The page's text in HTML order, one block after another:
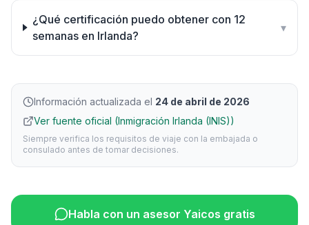
¿Qué certificación puedo obtener con 12
semanas en Irlanda?
▾
Información actualizada el 24 de abril de 2026
Ver fuente oficial (Inmigración Irlanda (INIS))
Siempre verifica los requisitos de viaje con la embajada o
consulado antes de tomar decisiones.
Habla con un asesor Yaicos gratis